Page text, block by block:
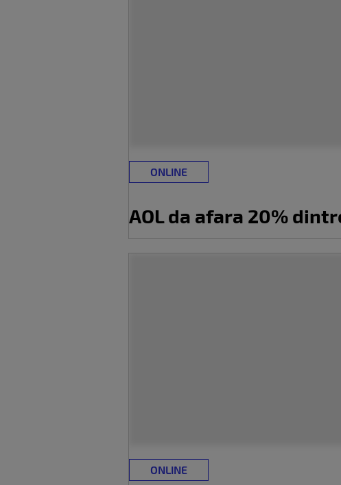
ONLINE
AOL da afara 20%
ONLINE